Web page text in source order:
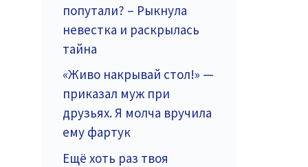
попутали? – Рыкнула
невестка и раскрылась
тайна
«Живо накрывай стол!» —
приказал муж при
друзьях. Я молча вручила
ему фартук
Ещё хоть раз твоя